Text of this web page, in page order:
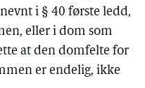
i § 40 første ledd,
eller i dom som
at den domfelte for
er endelig, ikke